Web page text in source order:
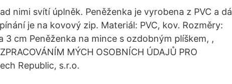
nimi svítí úplněk. Peněženka je vyrobena z PVC a dá
je na kovový zip. Materiál: PVC, kov. Rozměry:
3 cm Peněženka na mince s ozdobným plíškem, ,
MÝCH OSOBNÍCH ÚDAJŮ PRO
Republic, s.r.o.